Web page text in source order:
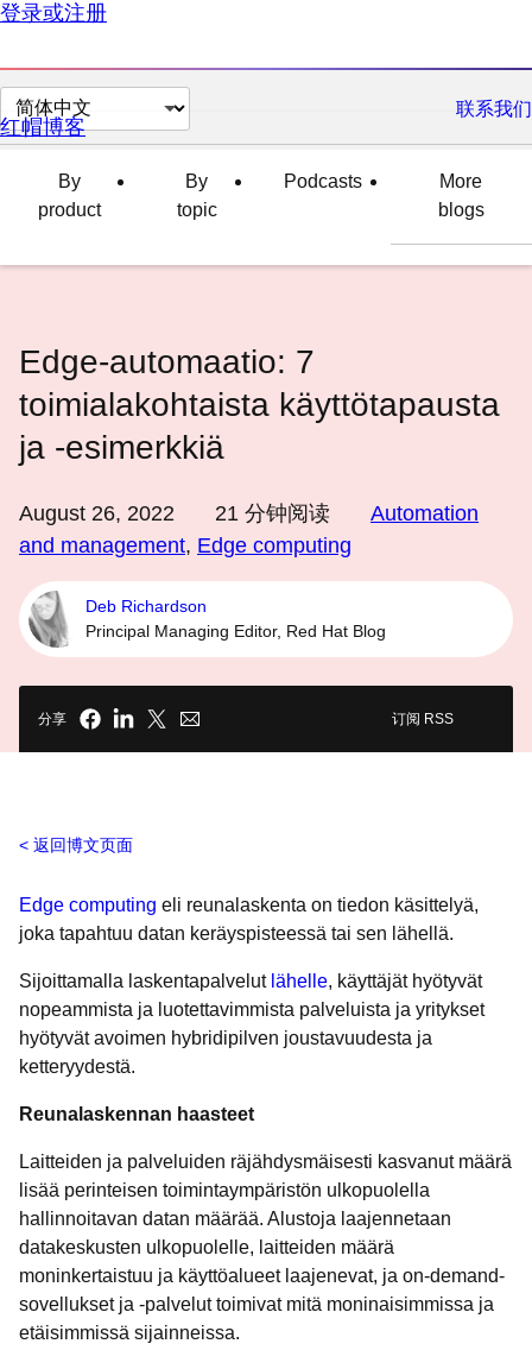
登录或注册
切
换
言
联系我们
红帽博客
By
product
By
topic
Podcasts
More
blogs
Edge-automaatio: 7
toimialakohtaista käyttötapausta
ja -esimerkkiä
August 26, 2022 21 分钟阅读
Automation
and management, Edge computing
Deb Richardson
Principal Managing Editor, Red Hat Blog
分享 订阅 RSS
返回博文页面
Edge computing eli reunalaskenta on tiedon käsittelyä,
joka tapahtuu datan keräyspisteessä tai sen lähellä.
Sijoittamalla laskentapalvelut lähelle, käyttäjät hyötyvät
nopeammista ja luotettavimmista palveluista ja yritykset
hyötyvät avoimen hybridipilven joustavuudesta ja
ketteryydestä.
Reunalaskennan haasteet
Laitteiden ja palveluiden räjähdysmäisesti kasvanut määrä
lisää perinteisen toimintaympäristön ulkopuolella
hallinnoitavan datan määrää. Alustoja laajennetaan
datakeskusten ulkopuolelle, laitteiden määrä
moninkertaistuu ja käyttöalueet laajenevat, ja on-demand-
sovellukset ja -palvelut toimivat mitä moninaisimmissa ja
etäisimmissä sijainneissa.